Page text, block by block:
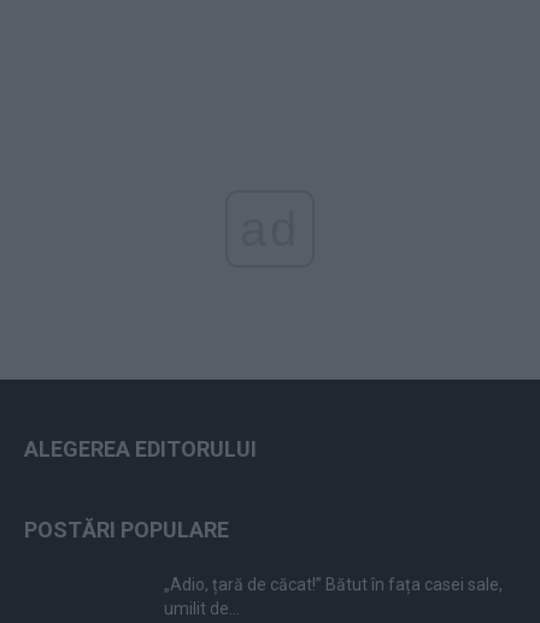
ALEGEREA EDITORULUI
POSTĂRI POPULARE
„Adio, țară de căcat!” Bătut în fața casei sale,
umilit de...